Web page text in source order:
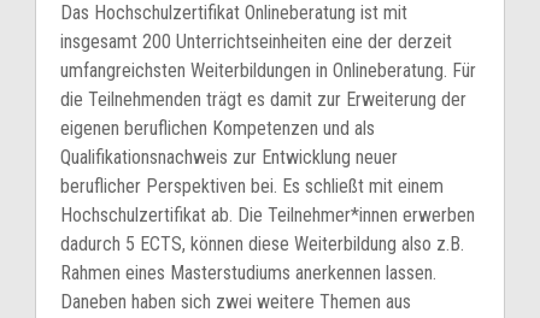
Das Hochschulzertifikat Onlineberatung ist mit
insgesamt 200 Unterrichtseinheiten eine der derzeit
umfangreichsten Weiterbildungen in Onlineberatung. Für
die Teilnehmenden trägt es damit zur Erweiterung der
eigenen beruflichen Kompetenzen und als
Qualifikationsnachweis zur Entwicklung neuer
beruflicher Perspektiven bei. Es schließt mit einem
Hochschulzertifikat ab. Die Teilnehmer*innen erwerben
dadurch 5 ECTS, können diese Weiterbildung also z.B.
Rahmen eines Masterstudiums anerkennen lassen.
Daneben haben sich zwei weitere Themen aus